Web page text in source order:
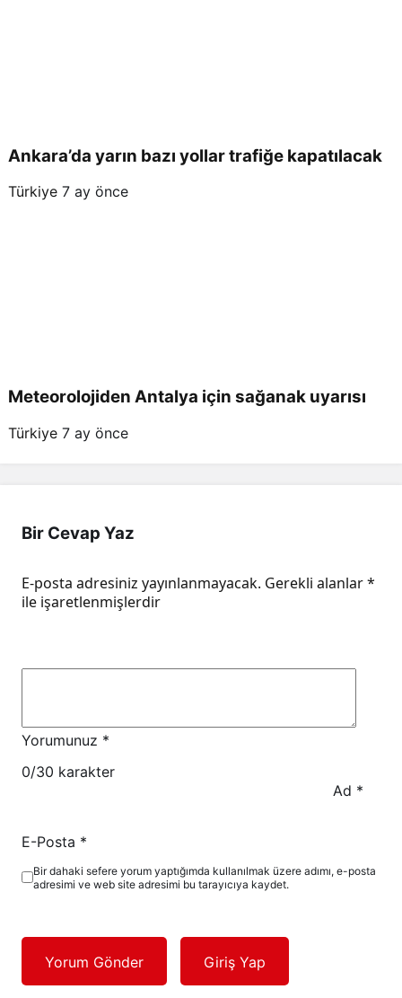
Ankara’da yarın bazı yollar trafiğe kapatılacak
Türkiye 7 ay önce
Meteorolojiden Antalya için sağanak uyarısı
Türkiye 7 ay önce
Bir Cevap Yaz
E-posta adresiniz yayınlanmayacak. Gerekli alanlar*
ile işaretlenmişlerdir
Yorumunuz *
0/30 karakter
Ad *
E-Posta *
Bir dahaki sefere yorum yaptığımda kullanılmak üzere adımı, e-posta
adresimi ve web site adresimi bu tarayıcıya kaydet.
Yorum Gönder Giriş Yap